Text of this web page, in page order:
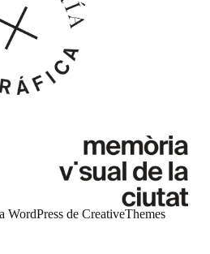
WordPress de CreativeThemes